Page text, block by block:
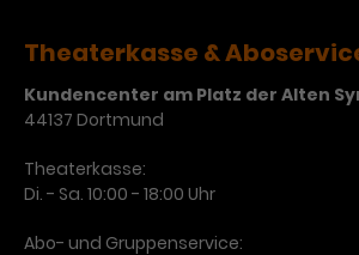
Theaterkasse &
Kundencenter am Platz der Alten
44137 Dortmund
Theaterkasse:
Di. - Sa. 10:00 - 18:00 Uhr
Abo- und Gruppenservice: